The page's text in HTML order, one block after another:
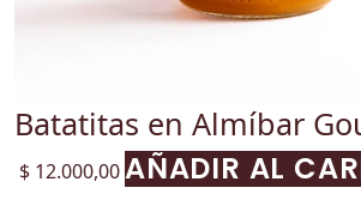
Batatitas en Almíbar
$ 12.000,00AÑADIR AL